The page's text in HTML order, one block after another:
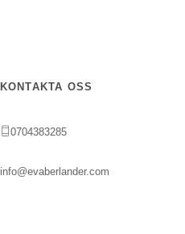
KONTAKTA OSS
0704383285
info@evaberlander.com